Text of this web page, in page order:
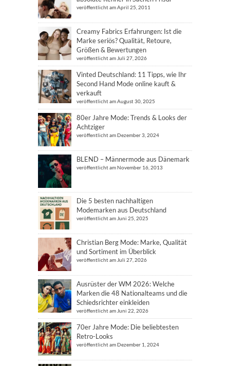
veröffentlicht am April 25, 2011
Creamy Fabrics Erfahrungen: Ist die
Marke seriös? Qualität, Retoure,
Größen & Bewertungen
veröffentlicht am Juli 27, 2026
Vinted Deutschland: 11 Tipps, wie Ihr
Second Hand Mode online kauft &
verkauft
veröffentlicht am August 30, 2025
80er Jahre Mode: Trends & Looks der
Achtziger
veröffentlicht am Dezember 3, 2024
BLEND – Männermode aus Dänemark
veröffentlicht am November 16, 2013
Die 5 besten nachhaltigen
Modemarken aus Deutschland
veröffentlicht am Juni 25, 2025
Christian Berg Mode: Marke, Qualität
und Sortiment im Überblick
veröffentlicht am Juli 27, 2026
Ausrüster der WM 2026: Welche
Marken die 48 Nationalteams und die
Schiedsrichter einkleiden
veröffentlicht am Juni 22, 2026
70er Jahre Mode: Die beliebtesten
Retro-Looks
veröffentlicht am Dezember 1, 2024